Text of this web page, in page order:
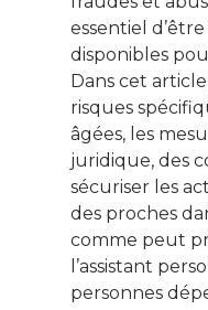
essentiel
disponibles
Dans cet
risques
âgées, les
juridique, des
sécuriser les
des proches
comme peut
l’assistant
personnes